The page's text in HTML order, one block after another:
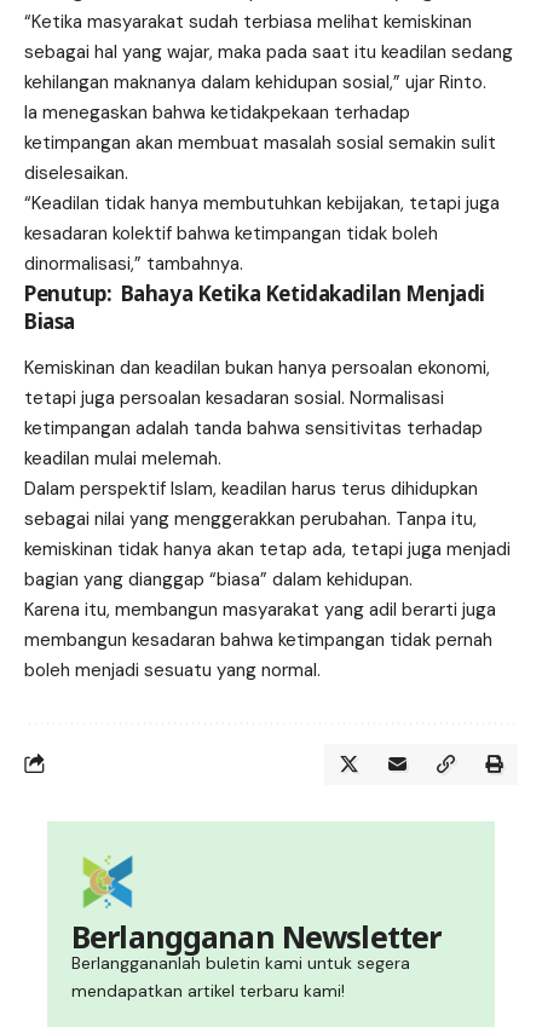
“Ketika masyarakat sudah terbiasa melihat kemiskinan
sebagai hal yang wajar, maka pada saat itu keadilan sedang
kehilangan maknanya dalam kehidupan sosial,” ujar Rinto.
Ia menegaskan bahwa ketidakpekaan terhadap
ketimpangan akan membuat masalah sosial semakin sulit
diselesaikan.
“Keadilan tidak hanya membutuhkan kebijakan, tetapi juga
kesadaran kolektif bahwa ketimpangan tidak boleh
dinormalisasi,” tambahnya.
Penutup: Bahaya Ketika Ketidakadilan Menjadi
Biasa
Kemiskinan dan keadilan bukan hanya persoalan ekonomi,
tetapi juga persoalan kesadaran sosial. Normalisasi
ketimpangan adalah tanda bahwa sensitivitas terhadap
keadilan mulai melemah.
Dalam perspektif Islam, keadilan harus terus dihidupkan
sebagai nilai yang menggerakkan perubahan. Tanpa itu,
kemiskinan tidak hanya akan tetap ada, tetapi juga menjadi
bagian yang dianggap “biasa” dalam kehidupan.
Karena itu, membangun masyarakat yang adil berarti juga
membangun kesadaran bahwa ketimpangan tidak pernah
boleh menjadi sesuatu yang normal.
Berlangganan Newsletter
Berlanggananlah buletin kami untuk segera
mendapatkan artikel terbaru kami!